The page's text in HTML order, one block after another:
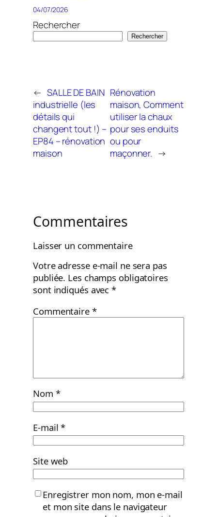
04/07/2026
Rechercher
Rechercher
← SALLE DE BAIN
industrielle (les
détails qui
changent tout !) –
EP84 – rénovation
maison
Rénovation
maison, Comment
utiliser la chaux
pour ses enduits
ou pour
maçonner. →
Commentaires
Laisser un commentaire
Votre adresse e-mail ne sera pas
publiée. Les champs obligatoires
sont indiqués avec*
Commentaire *
Nom *
E-mail*
Site web
Enregistrer mon nom, mon e-mail
et mon site dans le navigateur